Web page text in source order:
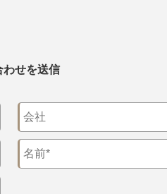
わせを送信